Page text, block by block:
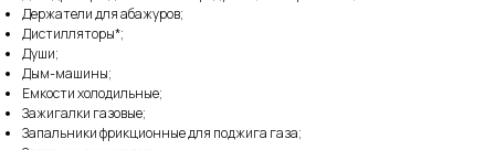
Держатели для абажуров;
Дистилляторы*;
Души;
Дым-машины;
Емкости холодильные;
Зажигалки газовые;
Запальники фрикционные для поджига газа;